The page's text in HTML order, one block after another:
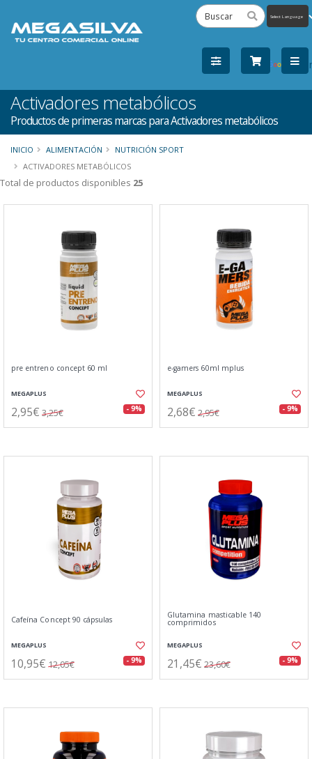
by
Activadores metabólicos
Productos de primeras marcas para Activadores metabólicos
INICIO ALIMENTACIÓN
NUTRICIÓN SPORT
ACTIVADORES METABÓLICOS
Total de productos disponibles 25
pre entreno concept 60 ml
MEGAPLUS
2,95€ 3,25€ - 9%
e-gamers 60ml mplus
MEGAPLUS
2,68€ 2,95€ - 9%
Cafeína Concept 90 cápsulas
MEGAPLUS
10,95€ 12,05€ - 9%
Glutamina masticable 140
comprimidos
MEGAPLUS
21,45€ 23,60€ - 9%